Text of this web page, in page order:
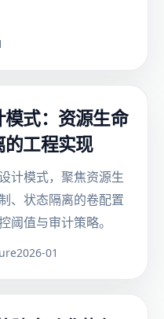
式：资源生命
工程实现
计模式，聚焦资源生
、状态隔离的卷配置
阈值与审计策略。
2026-01